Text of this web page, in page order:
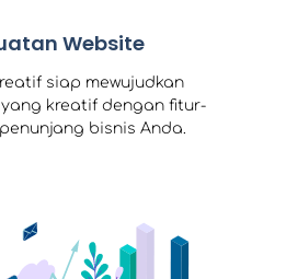
Website
siap mewujudkan
kreatif dengan fitur-
bisnis Anda.